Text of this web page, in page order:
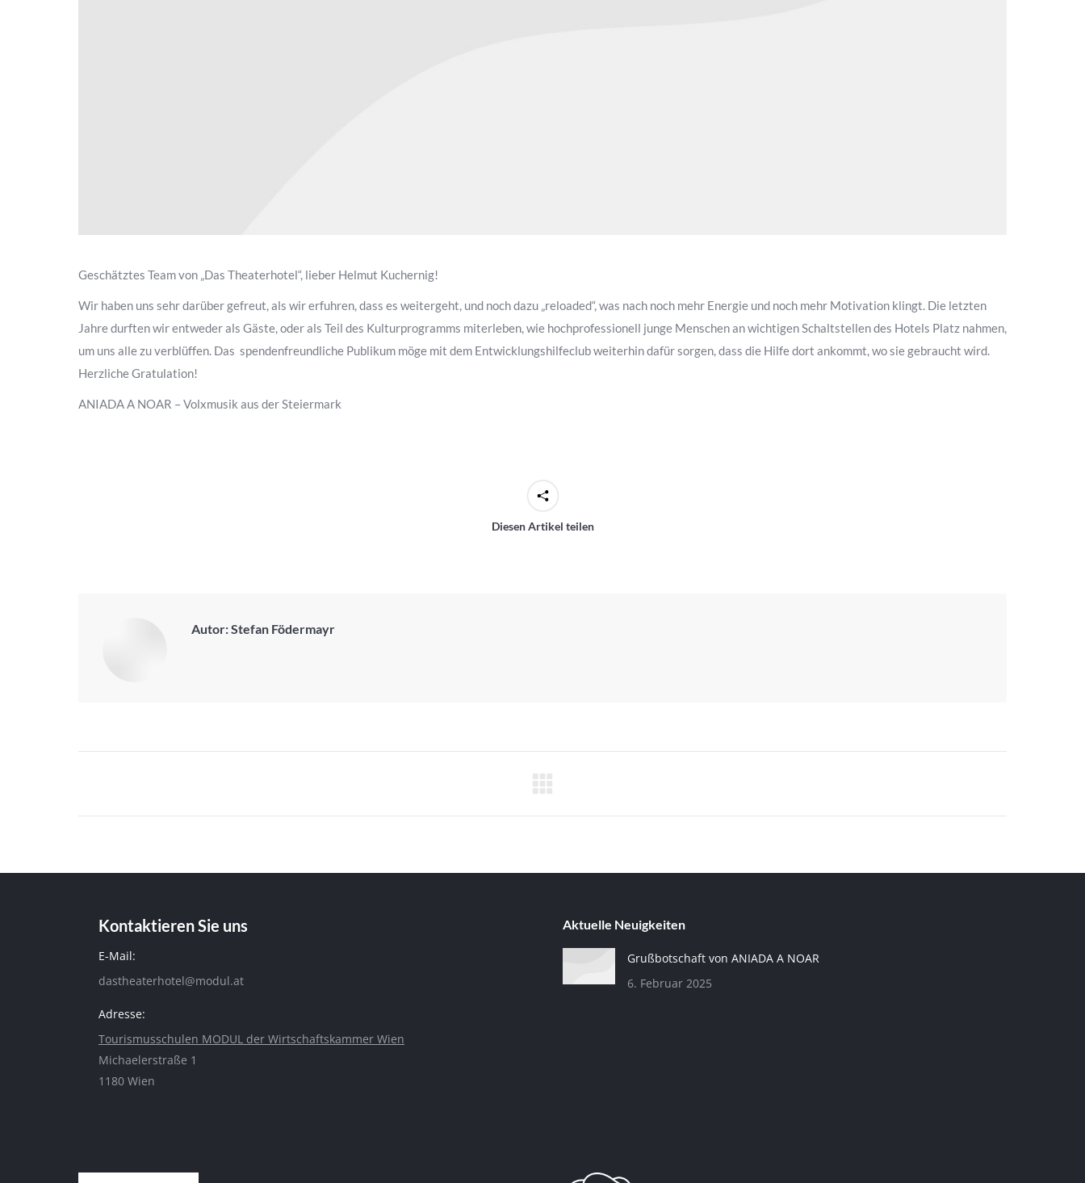
Geschätztes Team von „Das Theaterhotel“, lieber Helmut Kuchernig!
Wir haben uns sehr darüber gefreut, als wir erfuhren, dass es weitergeht, und noch dazu „reloaded“, was nach noch mehr Energie und noch mehr Motivation klingt. Die letzten
Jahre durften wir entweder als Gäste, oder als Teil des Kulturprogramms miterleben, wie hochprofessionell junge Menschen an wichtigen Schaltstellen des Hotels Platz nahmen,
um uns alle zu verblüffen. Das spendenfreundliche Publikum möge mit dem Entwicklungshilfeclub weiterhin dafür sorgen, dass die Hilfe dort ankommt, wo sie gebraucht wird.
Herzliche Gratulation!
ANIADA A NOAR – Volxmusik aus der Steiermark
Diesen Artikel teilen
Autor:Stefan Födermayr
Kontaktieren Sie uns
E-Mail:
dastheaterhotel@modul.at
Adresse:
Tourismusschulen MODUL der Wirtschaftskammer Wien
Michaelerstraße 1
1180 Wien
Aktuelle Neuigkeiten
Grußbotschaft von ANIADA A NOAR
6. Februar 2025